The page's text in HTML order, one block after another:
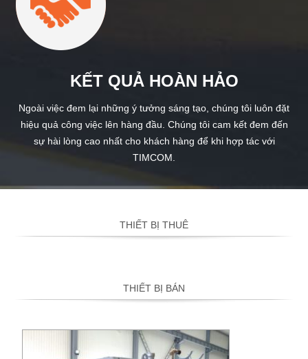
KẾT QUẢ HOÀN HẢO
Ngoài việc đem lại những ý tưởng sáng tạo, chúng tôi luôn đặt
hiệu quả công việc lên hàng đầu. Chúng tôi cam kết đem đến
sự hài lòng cao nhất cho khách hàng để khi hợp tác với
TIMCOM.
THIẾT BỊ THUÊ
THIẾT BỊ BÁN